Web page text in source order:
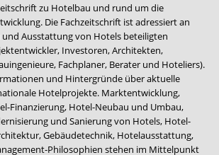
zu Hotelbau und rund um die
Die Fachzeitschrift ist adressiert an
und Ausstattung von Hotels beteiligten
Investoren, Architekten,
Fachplaner, Berater und Hoteliers).
und Hintergründe über aktuelle
Hotelprojekte. Marktentwicklung,
Finanzierung, Hotel-Neubau und Umbau,
und Sanierung von Hotels, Hotel-
Gebäudetechnik, Hotelausstattung,
Philosophien stehen im Mittelpunkt